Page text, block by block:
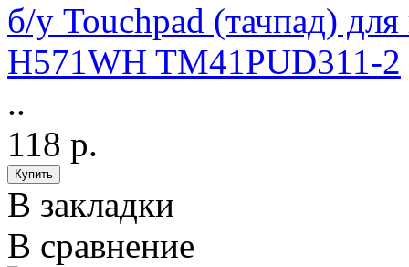
б/у Touchpad (тачпад)
H571WH TM41PUD311-2
..
118 р.
В закладки
В сравнение